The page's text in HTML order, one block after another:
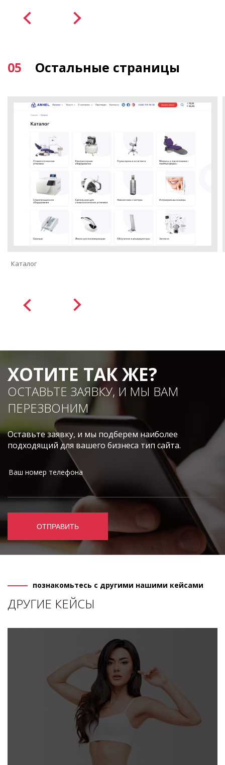
05 Остальные страницы
Каталог
ХОТИТЕ ТАК ЖЕ?
ОСТАВЬТЕ ЗАЯВКУ, И МЫ ВАМ
ПЕРЕЗВОНИМ
Оставьте заявку, и мы подберем наиболее
подходящий для вашего бизнеса тип сайта.
ОТПРАВИТЬ
познакомьтесь с другими нашими кейсами
ДРУГИЕ КЕЙСЫ